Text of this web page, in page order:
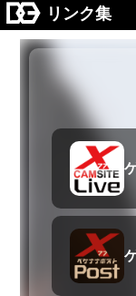
リンク集